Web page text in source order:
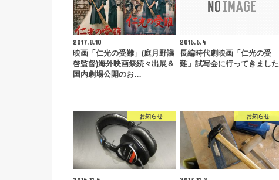
2017.8.10
映画「仁光の受難」(庭月野議
啓監督)海外映画祭続々出展＆
国内劇場公開のお…
2016.6.4
長編時代劇映画「仁光の受
難」試写会に行ってきました
お知らせ お知らせ